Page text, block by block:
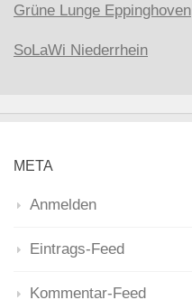
Grüne Lunge Eppinghoven
SoLaWi Niederrhein
META
Anmelden
Eintrags-Feed
Kommentar-Feed